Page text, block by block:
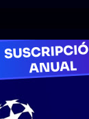
Romance
Thriller